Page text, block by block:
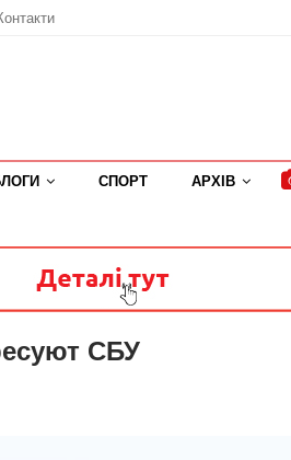
СПОРТ АРХІВ
СБУ